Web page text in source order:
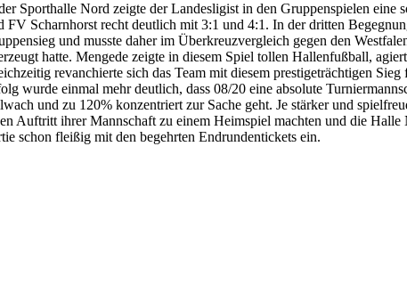
Sporthalle Nord zeigte der Landesligist in den Gruppenspielen
FV Scharnhorst recht deutlich mit 3:1 und 4:1. In der dritten
und musste daher im Überkreuzvergleich gegen den
hatte. Mengede zeigte in diesem Spiel tollen Hallenfußball,
revanchierte sich das Team mit diesem prestigeträchtigen
wurde einmal mehr deutlich, dass 08/20 eine absolute
und zu 120% konzentriert zur Sache geht. Je stärker und
Auftritt ihrer Mannschaft zu einem Heimspiel machten und die
schon fleißig mit den begehrten Endrundentickets ein.